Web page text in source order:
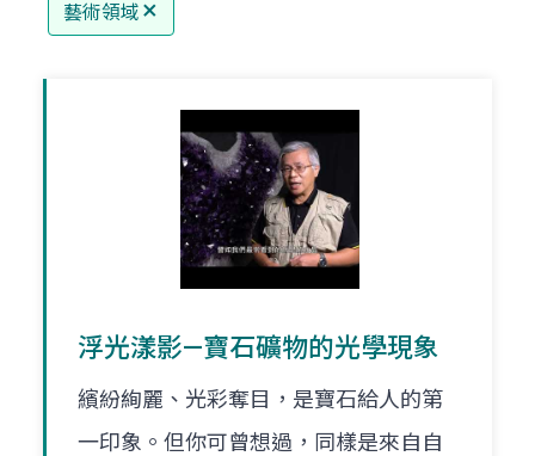
藝術領域
浮光漾影—寶石礦物的光學現象
繽紛絢麗、光彩奪目，是寶石給人的第
一印象。但你可曾想過，同樣是來自自